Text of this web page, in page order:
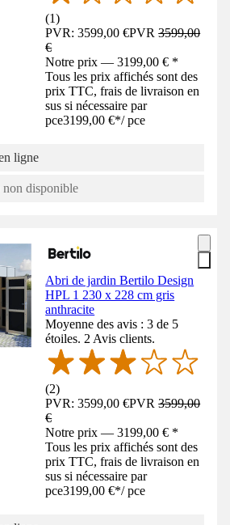
(1)
PVR: 3599,00 €PVR3599,00
€
Notre prix — 3199,00 € *
Tous les prix affichés sont des
prix TTC, frais de livraison en
sus si nécessaire par
pce3199,00 €*/ pce
ligne
non disponible
Abri de jardin Bertilo Design
HPL 1 230 x 228 cm gris
anthracite
Moyenne des avis : 3 de 5
étoiles. 2 Avis clients.
(2)
PVR: 3599,00 €PVR3599,00
€
Notre prix — 3199,00 € *
Tous les prix affichés sont des
prix TTC, frais de livraison en
sus si nécessaire par
pce3199,00 €*/ pce